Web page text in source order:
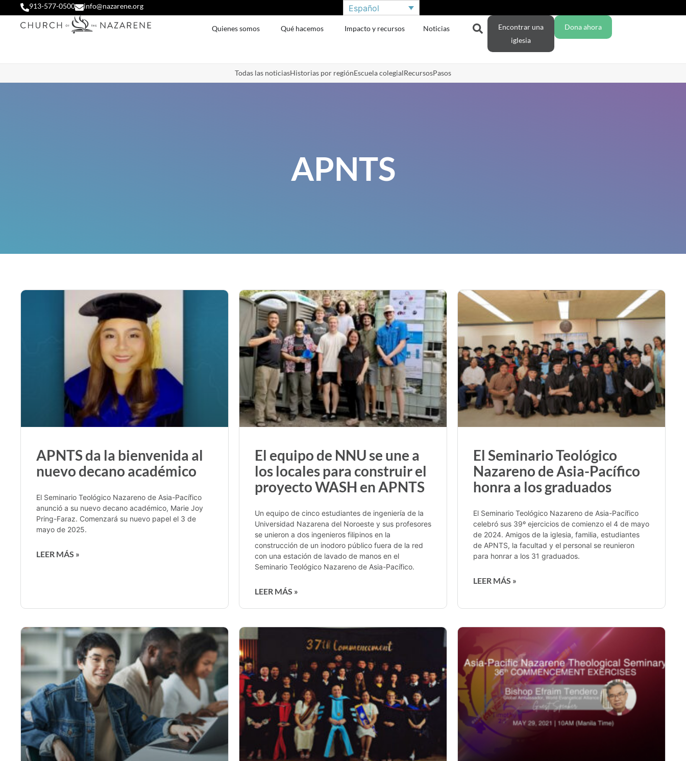
913-577-0500 info@nazarene.org Español
Quienes somos Qué hacemos Impacto y recursos Noticias
Encontrar una
iglesia
Dona ahora
Todas las noticiasHistorias por regiónEscuela colegialRecursosPasos
APNTS
APNTS da la bienvenida al
nuevo decano académico
El Seminario Teológico Nazareno de Asia-Pacífico
anunció a su nuevo decano académico, Marie Joy
Pring-Faraz. Comenzará su nuevo papel el 3 de
mayo de 2025.
LEER MÁS »
El equipo de NNU se une a
los locales para construir el
proyecto WASH en APNTS
Un equipo de cinco estudiantes de ingeniería de la
Universidad Nazarena del Noroeste y sus profesores
se unieron a dos ingenieros filipinos en la
construcción de un inodoro público fuera de la red
con una estación de lavado de manos en el
Seminario Teológico Nazareno de Asia-Pacífico.
LEER MÁS »
El Seminario Teológico
Nazareno de Asia-Pacífico
honra a los graduados
El Seminario Teológico Nazareno de Asia-Pacífico
celebró sus 39º ejercicios de comienzo el 4 de mayo
de 2024. Amigos de la iglesia, familia, estudiantes
de APNTS, la facultad y el personal se reunieron
para honrar a los 31 graduados.
LEER MÁS »